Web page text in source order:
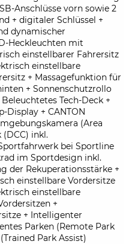
Anschlüsse vorn sowie 2
+ digitaler Schlüssel +
dynamischer
Heckleuchten mit
einstellbarer Fahrersitz
einstellbare
+ Massagefunktion für
+ Sonnenschutzrollo
Tech-Deck +
Display + CANTON
(Area
inkl.
bei Sportline
im Sportdesign inkl.
der Rekuperationsstärke +
einstellbare Vordersitze
einstellbare
+
+ Intelligenter
Parken (Remote Park
Park Assist)